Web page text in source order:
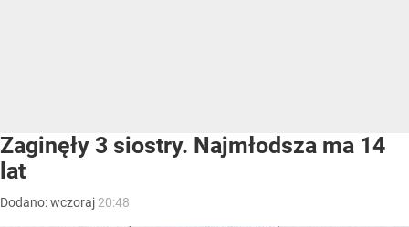
Zaginęły 3 siostry. Najmłodsza ma 14
lat
Dodano:wczoraj 20:48